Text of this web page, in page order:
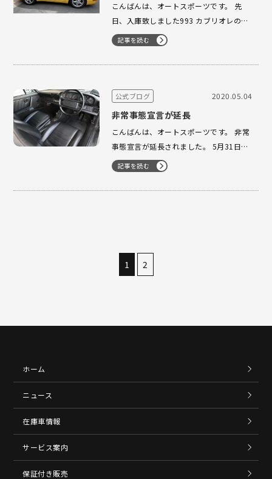
こんばんは、オートスポーツです。 先
日、入庫致しました993 カブリオレのMT
スピードイエロー 連休中にて未掲載でご
ざいますが 数件のお問い合わせを頂いて
おります。 ありがとうございます。 早く
い！！ …
記事を読む
公式ブログ 2020.05.04
非常事態宣言が延長
こんばんは、オートスポーツです。 非常
事態宣言が延長されました。 5月31日ま
で延長要請との事です... 更に大変な毎日
になりますね。 MIZWA 964 RH 希少な
ディーラー車の右ハンドルになります。
記事を読む
1 2
ホーム
ニュース
在庫車情報
サービス案内
保証付き販売